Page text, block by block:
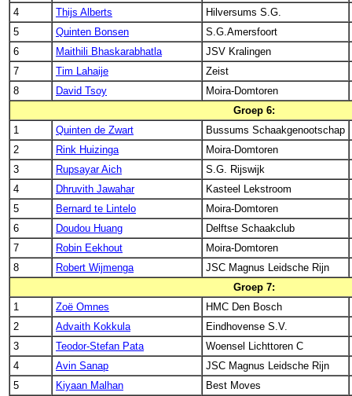
4
Thijs Alberts
Hilversums S.G.
5
Quinten Bonsen
S.G.Amersfoort
6
Maithili Bhaskarabhatla
JSV Kralingen
7
Tim Lahaije
Zeist
8
David Tsoy
Moira-Domtoren
Groep 6:
1
Quinten de Zwart
Bussums Schaakgenootschap
2
Rink Huizinga
Moira-Domtoren
3
Rupsayar Aich
S.G. Rijswijk
4
Dhruvith Jawahar
Kasteel Lekstroom
5
Bernard te Lintelo
Moira-Domtoren
6
Doudou Huang
Delftse Schaakclub
7
Robin Eekhout
Moira-Domtoren
8
Robert Wijmenga
JSC Magnus Leidsche Rijn
Groep 7:
1
Zoë Omnes
HMC Den Bosch
2
Advaith Kokkula
Eindhovense S.V.
3
Teodor-Stefan Pata
Woensel Lichttoren C
4
Avin Sanap
JSC Magnus Leidsche Rijn
5
Kiyaan Malhan
Best Moves